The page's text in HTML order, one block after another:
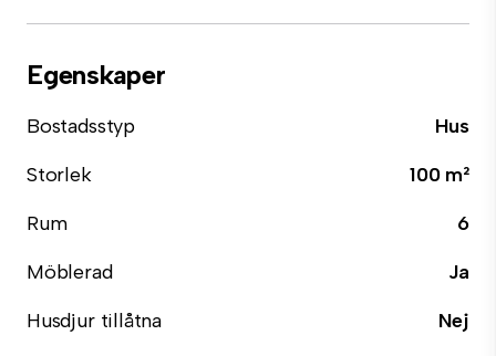
Egenskaper
Bostadsstyp
Hus
Storlek
100 m²
Rum
6
Möblerad
Ja
Husdjur tillåtna
Nej